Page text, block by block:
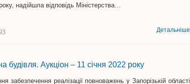
надійшла відповідь Міністерства…
Детальніше
будівля. Аукціон – 11 січня 2022 року
забезпечення реалізації повноважень у Запорізькій області